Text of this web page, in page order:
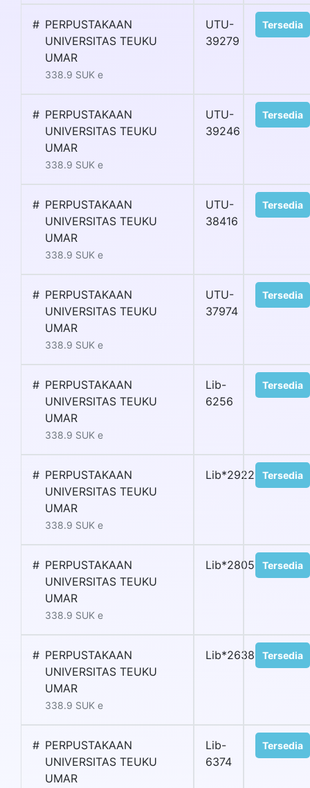
# PERPUSTAKAAN
UNIVERSITAS TEUKU
UMAR
338.9 SUK e
UTU-
39279
Tersedia
# PERPUSTAKAAN
UNIVERSITAS TEUKU
UMAR
338.9 SUK e
UTU-
39246
Tersedia
# PERPUSTAKAAN
UNIVERSITAS TEUKU
UMAR
338.9 SUK e
UTU-
38416
Tersedia
# PERPUSTAKAAN
UNIVERSITAS TEUKU
UMAR
338.9 SUK e
UTU-
37974
Tersedia
# PERPUSTAKAAN
UNIVERSITAS TEUKU
UMAR
338.9 SUK e
Lib-
6256
Tersedia
# PERPUSTAKAAN
UNIVERSITAS TEUKU
UMAR
338.9 SUK e
Lib*2922 Tersedia
# PERPUSTAKAAN
UNIVERSITAS TEUKU
UMAR
338.9 SUK e
Lib*2805 Tersedia
# PERPUSTAKAAN
UNIVERSITAS TEUKU
UMAR
338.9 SUK e
Lib*2638 Tersedia
# PERPUSTAKAAN
UNIVERSITAS TEUKU
UMAR
Lib-
6374
Tersedia